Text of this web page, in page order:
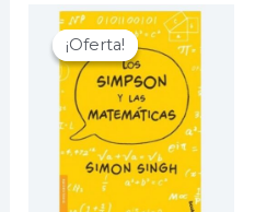
¡Oferta!
¡Oferta!